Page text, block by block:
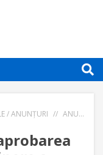
/ ANUNȚURI // ANUNT REFERITOR LA: APROBAREA PROGRAMULUI DE SUSTINERE A PRODUCTIEI DE LEGUME IN SPATII PROTEJATE PENTRU ANUL 2024